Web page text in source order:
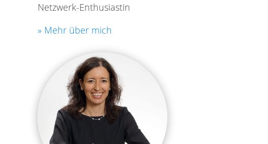
Netzwerk-Enthusiastin
» Mehr über mich